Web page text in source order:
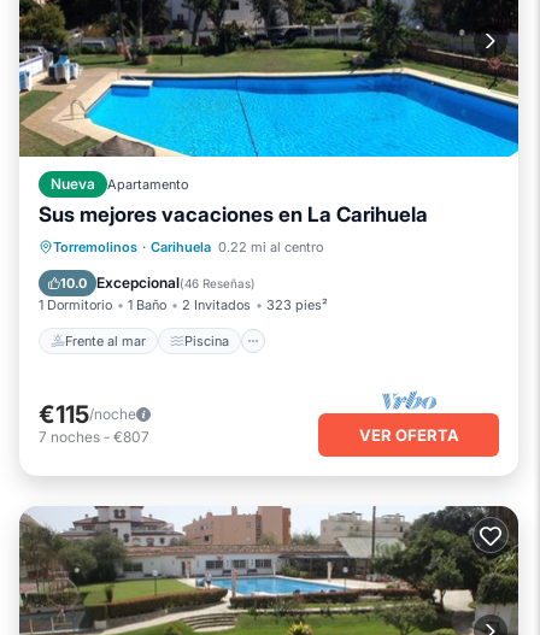
Nueva Apartamento
Sus mejores vacaciones en La Carihuela
Torremolinos · Carihuela 0.22 mi al centro
10.0 Excepcional(46 Reseñas)
1 Dormitorio 1 Baño 2 Invitados 323 pies²
Frente al mar Piscina
Frente al mar Piscina
Balcón/Terraza
€115/noche
7 noches - €807 VER OFERTA